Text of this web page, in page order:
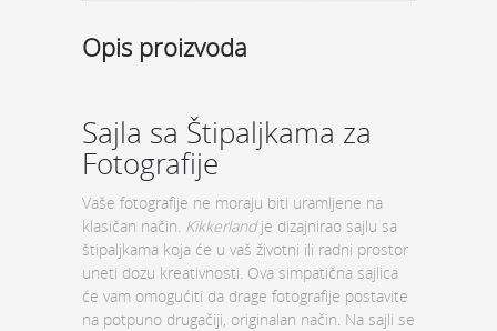
Opis proizvoda
Sajla sa Štipaljkama za
Fotografije
Vaše fotografije ne moraju biti uramljene na
klasičan način. Kikkerlandje dizajnirao sajlu sa
štipaljkama koja će u vaš životni ili radni prostor
uneti dozu kreativnosti. Ova simpatična sajlica
će vam omogućiti da drage fotografije postavite
na potpuno drugačiji, originalan način. Na sajli se